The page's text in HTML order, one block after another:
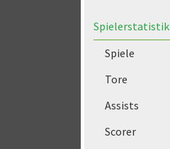
Spielerstatistik
Spiele
Tore
Assists
Scorer